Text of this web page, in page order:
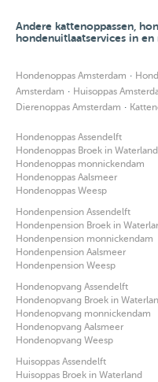
Andere kattenoppassen,
hondenuitlaatservices in
Hondenoppas Amsterdam ·
Amsterdam · Huisoppas
Dierenoppas Amsterdam ·
Hondenoppas Assendelft
Hondenoppas Broek in Waterland
Hondenoppas monnickendam
Hondenoppas Aalsmeer
Hondenoppas Weesp
Hondenpension Assendelft
Hondenpension Broek in
Hondenpension monnickendam
Hondenpension Aalsmeer
Hondenpension Weesp
Hondenopvang Assendelft
Hondenopvang Broek in
Hondenopvang monnickendam
Hondenopvang Aalsmeer
Hondenopvang Weesp
Huisoppas Assendelft
Huisoppas Broek in Waterland